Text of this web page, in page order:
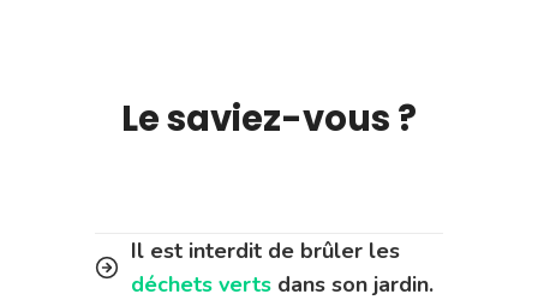
Le saviez-vous ?
Il est interdit de brûler les
déchets verts dans son jardin.